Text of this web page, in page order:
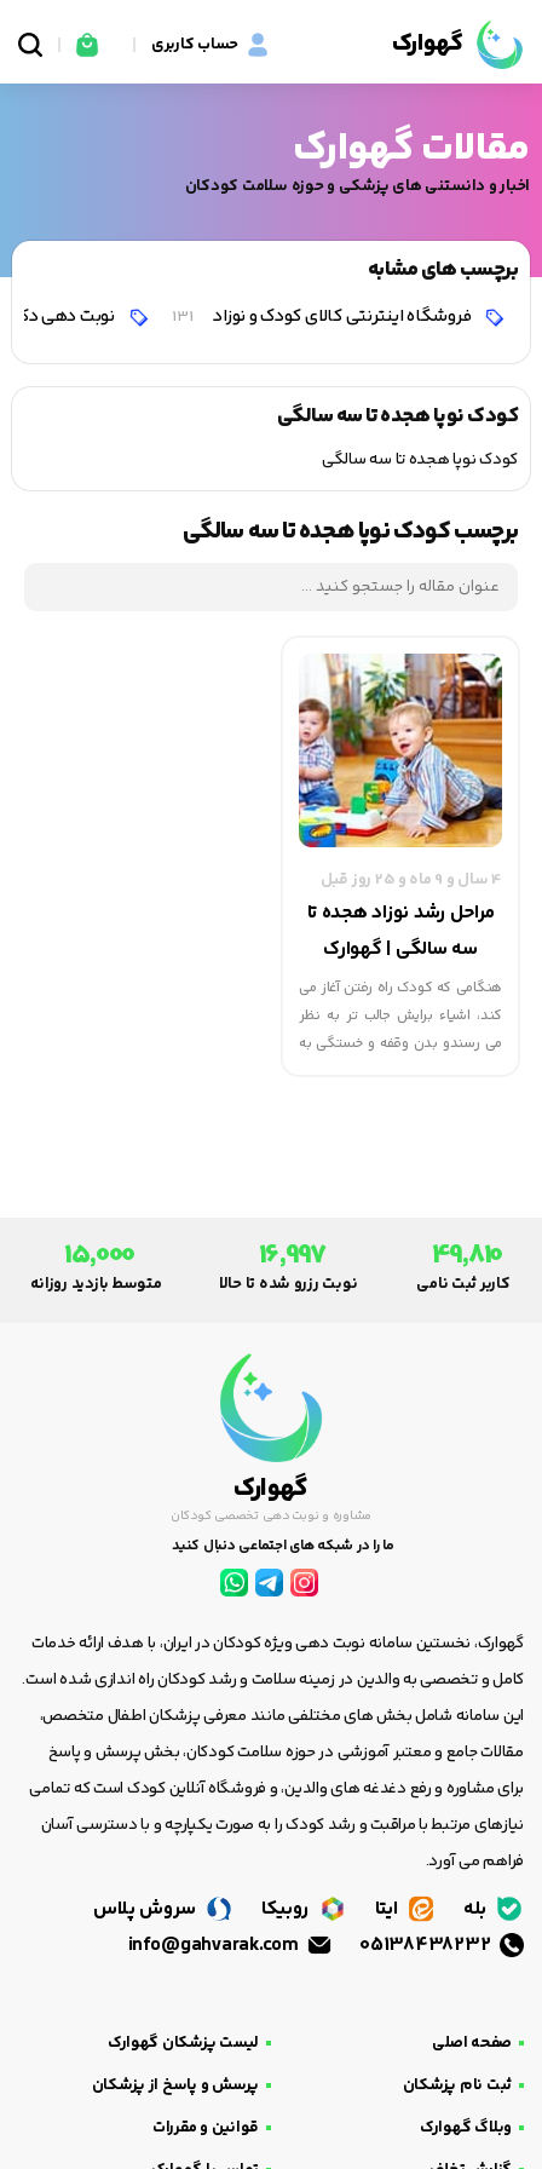
گهوارک حساب کاربری
مقالات گهوارک
اخبار و دانستنی های پزشکی و حوزه سلامت کودکان
برچسب های مشابه
فروشگاه اینترنتی کالای کودک و نوزاد 131 نوبت دهی
کودک نوپا هجده تا سه سالگی
کودک نوپا هجده تا سه سالگی
برچسب کودک نوپا هجده تا سه سالگی
4 سال و 9 ماه و 25 روز قبل
مراحل رشد نوزاد هجده تا
سه سالگی | گهوارک
هنگامی که کودک راه رفتن آغاز می
کند، اشیاء برایش جالب تر به نظر
می رسندو بدن وقفه و خستگی به
49,810
کاربر ثبت نامی
16,997
نوبت رزرو شده تا حالا
15,000
متوسط بازدید روزانه
گهوارک
مشاوره و نوبت دهی تخصصی کودکان
ما را در شبکه های اجتماعی دنبال کنید
گهوارک، نخستین سامانه نوبت دهی ویژه کودکان در ایران، با هدف ارائه خدمات
کامل و تخصصی به والدین در زمینه سلامت و رشد کودکان راه اندازی شده است.
این سامانه شامل بخش های مختلفی مانند معرفی پزشکان اطفال متخصص،
مقالات جامع و معتبر آموزشی در حوزه سلامت کودکان، بخش پرسش و پاسخ
برای مشاوره و رفع دغدغه های والدین، و فروشگاه آنلاین کودک است که تمامی
نیازهای مرتبط با مراقبت و رشد کودک را به صورت یکپارچه و با دسترسی آسان
فراهم می آورد.
بله ایتا روبیکا
سروش پلاس
صفحه اصلی
لیست پزشکان گهوارک
ثبت نام پزشکان
پرسش و پاسخ از پزشکان
وبلاگ گهوارک
قوانین و مقررات